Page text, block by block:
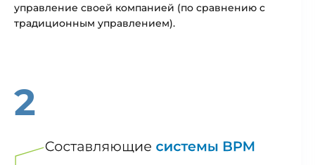
управление своей компанией (по сравнению с
традиционным управлением).
2